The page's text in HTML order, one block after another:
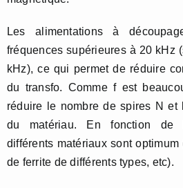
Les alimentations à
fréquences supérieures à 20 kHz
kHz), ce qui permet de réduire
du transfo. Comme f est
réduire le nombre de spires N et
du matériau. En fonction de
différents matériaux sont
de ferrite de différents types, etc).